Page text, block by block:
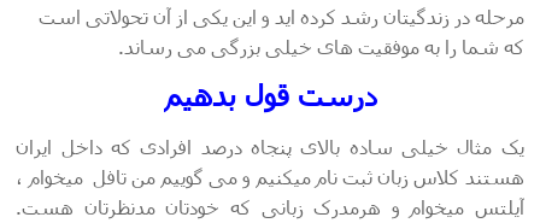
مرحله در زندگیتان رشد کرده اید و این یکی از آن تحولاتی است
که شما را به موفقیت های خیلی بزرگی می رساند.
درست قول بدهیم
یک مثال خیلی ساده بالای پنجاه درصد افرادی که داخل ایران
هستند کلاس زبان ثبت نام میکنیم و می گوییم من تافل میخوام ،
آیلتس میخوام و هرمدرک زبانی که خودتان مدنظرتان هست.